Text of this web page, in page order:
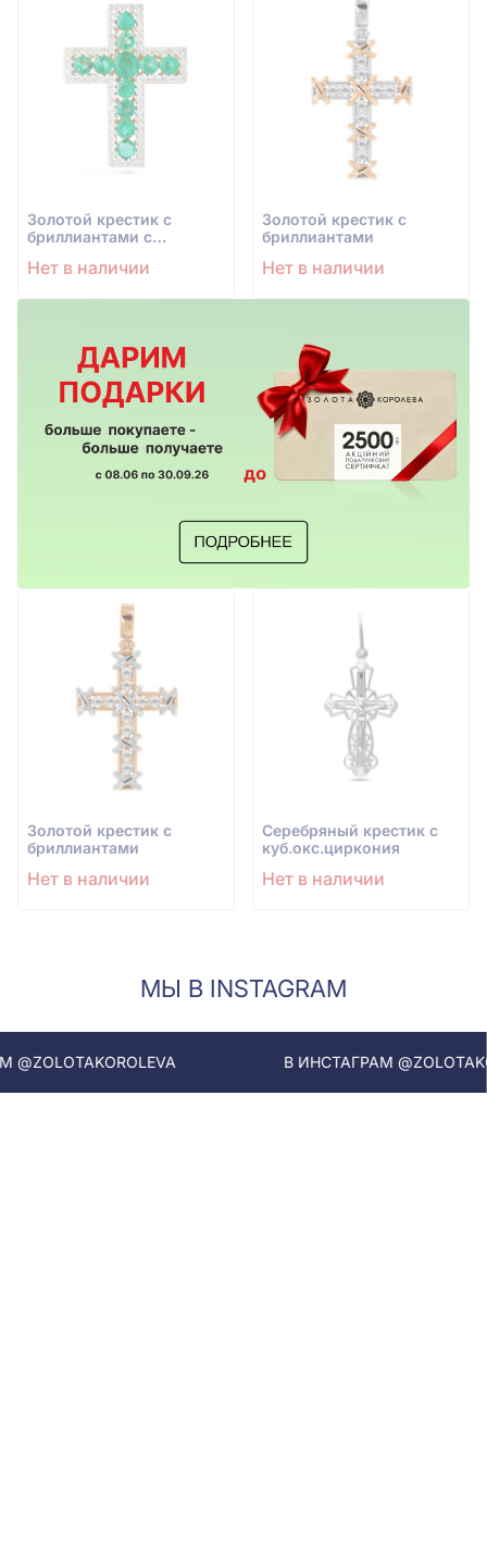
Золотой крестик с
бриллиантами с
Нет в наличии
Золотой крестик с
бриллиантами
Нет в наличии
Золотой крестик с
бриллиантами
Нет в наличии
Серебряный крестик с
куб.окс.циркония
Нет в наличии
МЫ В INSTAGRAM
В ИНСТАГРАМ